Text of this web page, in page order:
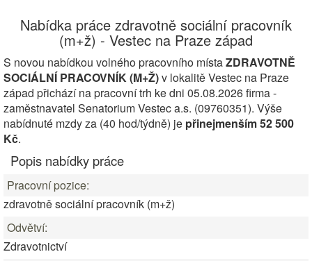
Nabídka práce zdravotně sociální pracovník
(m+ž) - Vestec na Praze západ
S novou nabídkou volného pracovního místaZDRAVOTNĚ
SOCIÁLNÍ PRACOVNÍK (M+Ž)v lokalitě Vestec na Praze
západ přichází na pracovní trh ke dni 05.08.2026 firma -
zaměstnavatel Senatorium Vestec a.s. (09760351). Výše
nabídnuté mzdy za (40 hod/týdně) je přinejmenším 52 500
Kč.
Popis nabídky práce
Pracovní pozice:
zdravotně sociální pracovník (m+ž)
Odvětví:
Zdravotnictví